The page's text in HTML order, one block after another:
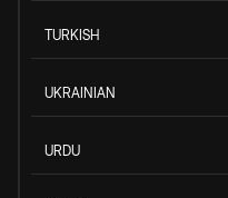
TURKISH
UKRAINIAN
URDU